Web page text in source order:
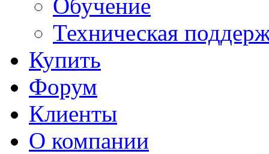
Обучение
Техническая
Купить
Форум
Клиенты
О компании